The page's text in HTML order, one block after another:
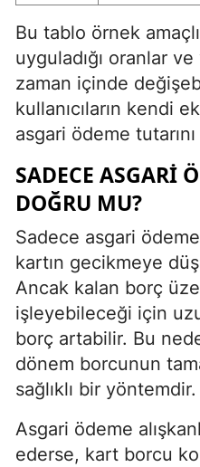
Bu tablo örnek
uyguladığı oranlar
zaman içinde
kullanıcıların kendi
asgari ödeme
SADECE ASGARI
DOĞRU MU?
Sadece asgari
kartın gecikmeye
Ancak kalan borç
işleyebileceği için
borç artabilir. Bu
dönem borcunun
sağlıklı bir yöntemdir.
Asgari ödeme
ederse, kart borcu